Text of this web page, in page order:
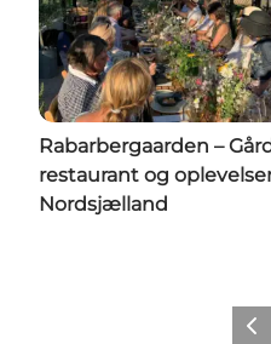
Rabarbergaarden –
restaurant og
Nordsjælland